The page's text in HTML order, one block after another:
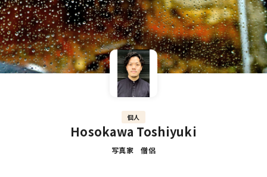
個人
Hosokawa Toshiyuki
写真家 僧侶